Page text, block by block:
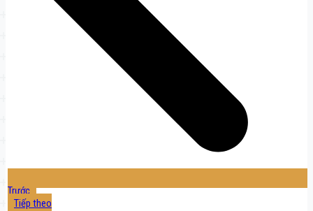
Trước
Tiếp theo